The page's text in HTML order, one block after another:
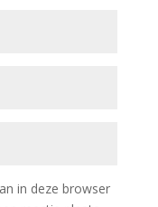
in deze browser